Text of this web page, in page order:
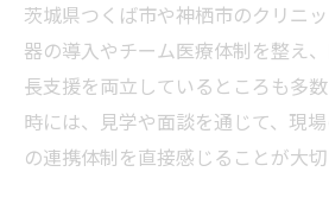
茨城県つくば市や神栖市のクリニ
器の導入やチーム医療体制を整え
長支援を両立しているところも多
時には、見学や面談を通じて、現
の連携体制を直接感じることが大切